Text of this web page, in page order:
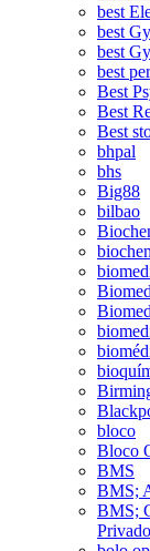
best
best
best
best
Best
Best
Best
bhpal
bhs
Big88
bilbao
bloco
Bloco
BMS
BMS;
BMS;